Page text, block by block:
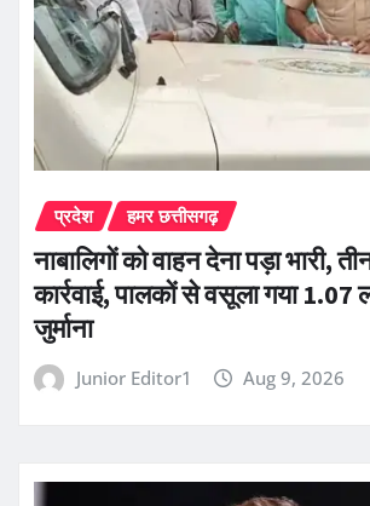
प्रदेश हमर छत्तीसगढ़
नाबालिगों को वाहन देना पड़ा भारी,
कार्रवाई, पालकों से वसूला गया
जुर्माना
Junior Editor1 Aug 9, 2026